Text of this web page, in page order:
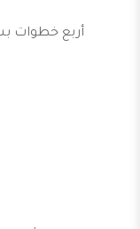
أربع خطوات